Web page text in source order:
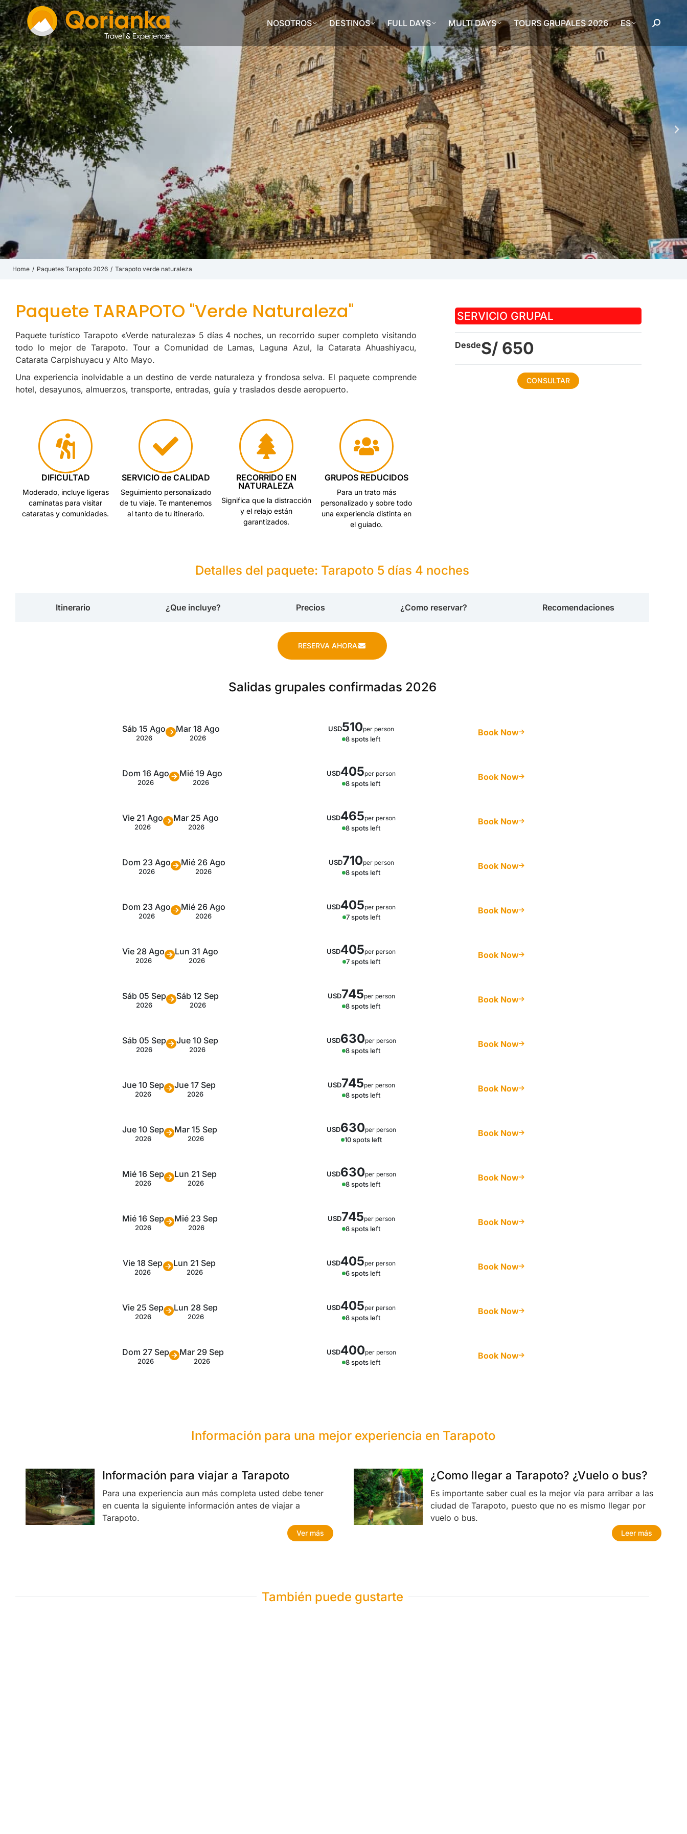
NOSOTROS DESTINOS FULL DAYS MULTI DAYS TOURS GRUPALES 2026 ES
You are here:
Home Paquetes Tarapoto 2026 Tarapoto verde naturaleza
Paquete TARAPOTO "Verde Naturaleza"
Paquete turístico Tarapoto «Verde naturaleza» 5 días 4 noches, un recorrido super completo visitando
todo lo mejor de Tarapoto. Tour a Comunidad de Lamas, Laguna Azul, la Catarata Ahuashiyacu,
Catarata Carpishuyacu y Alto Mayo.
Una experiencia inolvidable a un destino de verde naturaleza y frondosa selva. El paquete comprende
hotel, desayunos, almuerzos, transporte, entradas, guía y traslados desde aeropuerto.
DIFICULTAD
Moderado, incluye ligeras
caminatas para visitar
cataratas y comunidades.
SERVICIO de CALIDAD
Seguimiento personalizado
de tu viaje. Te mantenemos
al tanto de tu itinerario.
RECORRIDO EN
NATURALEZA
Significa que la distracción
y el relajo están
garantizados.
GRUPOS REDUCIDOS
Para un trato más
personalizado y sobre todo
una experiencia distinta en
el guiado.
SERVICIO GRUPAL
DesdeS/ 650
CONSULTAR
Detalles del paquete: Tarapoto 5 días 4 noches
Itinerario ¿Que incluye? Precios ¿Como reservar? Recomendaciones
RESERVA AHORA
Salidas grupales confirmadas 2026
Sáb 15 Ago
2026
Mar 18 Ago
2026
USD510per person
8 spots left
Book Now
Dom 16 Ago
2026
Mié 19 Ago
2026
USD405per person
8 spots left
Book Now
Vie 21 Ago
2026
Mar 25 Ago
2026
USD465per person
8 spots left
Book Now
Dom 23 Ago
2026
Mié 26 Ago
2026
USD710per person
8 spots left
Book Now
Dom 23 Ago
2026
Mié 26 Ago
2026
USD405per person
7 spots left
Book Now
Vie 28 Ago
2026
Lun 31 Ago
2026
USD405per person
7 spots left
Book Now
Sáb 05 Sep
2026
Sáb 12 Sep
2026
USD745per person
8 spots left
Book Now
Sáb 05 Sep
2026
Jue 10 Sep
2026
USD630per person
8 spots left
Book Now
Jue 10 Sep
2026
Jue 17 Sep
2026
USD745per person
8 spots left
Book Now
Jue 10 Sep
2026
Mar 15 Sep
2026
USD630per person
10 spots left
Book Now
Mié 16 Sep
2026
Lun 21 Sep
2026
USD630per person
8 spots left
Book Now
Mié 16 Sep
2026
Mié 23 Sep
2026
USD745per person
8 spots left
Book Now
Vie 18 Sep
2026
Lun 21 Sep
2026
USD405per person
6 spots left
Book Now
Vie 25 Sep
2026
Lun 28 Sep
2026
USD405per person
8 spots left
Book Now
Dom 27 Sep
2026
Mar 29 Sep
2026
USD400per person
8 spots left
Book Now
Información para una mejor experiencia en Tarapoto
Información para viajar a Tarapoto
Para una experiencia aun más completa usted debe tener
en cuenta la siguiente información antes de viajar a
Tarapoto.
Ver más
¿Como llegar a Tarapoto? ¿Vuelo o bus?
Es importante saber cual es la mejor vía para arribar a las
ciudad de Tarapoto, puesto que no es mismo llegar por
vuelo o bus.
Leer más
También puede gustarte